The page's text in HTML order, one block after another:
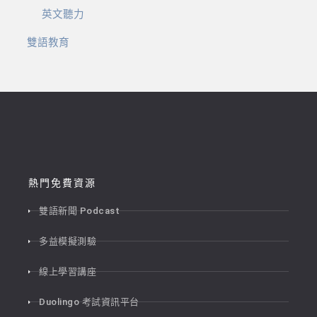
英文聽力
雙語教育
熱門免費資源
雙語新聞 Podcast
多益模擬測驗
線上學習講座
Duolingo 考試資訊平台